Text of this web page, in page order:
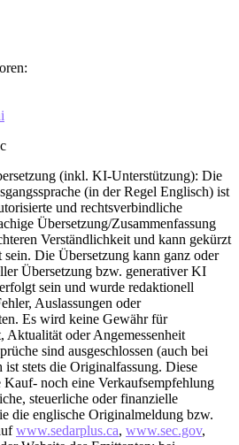
(inkl. KI-Unterstützung): Die
(in der Regel Englisch) ist
und rechtsverbindliche
Übersetzung/Zusammenfassung
Verständlichkeit und kann gekürzt
Die Übersetzung kann ganz oder
Übersetzung bzw. generativer KI
sein und wurde redaktionell
Auslassungen oder
Es wird keine Gewähr für
oder Angemessenheit
sind ausgeschlossen (auch bei
stets die Originalfassung. Diese
noch eine Verkaufsempfehlung
steuerliche oder finanzielle
die englische Originalmeldung bzw.
www.sedarplus.ca, www.sec.gov,